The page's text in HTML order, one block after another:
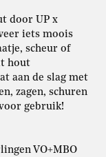
door UP x
iets moois
scheur of
hout
aan de slag met
zagen, schuren
gebruik!
VO+MBO